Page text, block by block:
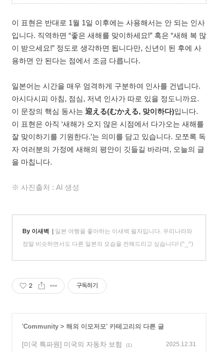
이 표현은 반대로 1월 1일 이후에는 사용해서는 안 되는 인사
입니다. 직역하면 “좋은 새해를 맞이하세요!” 혹은 “새해 복 많
이 받으세요!” 정도로 생각하면 됩니다만, 신년이 된 후에 사
용하면 안 된다는 점에서 조금 다릅니다.
일본어는 시간을 매우 엄격하게 구분하여 인사를 건넵니다.
아시다시피 아침, 점심, 저녁 인사가 따로 있을 정도니까요.
이 문장의 핵심 동사는 迎える(むかえる, 맞이하다)입니다.
이 표현은 아직 ‘새해가 오지 않은 시점에서 다가오는 새해를
잘 맞이하기를 기원한다.’는 의미를 담고 있습니다. 모쪼록 독
자 여러분의 가정에 새해의 평안이 깃들길 바라며, 오늘의 글
을 마칩니다.
※ 사진출처 : AI 생성
By 이새벽 | 일본 여행을 좋아하는 이새벽 필자입니다. 우리나라와
정말 비슷하면서도 다른 일본의 모습을 전해드리고 싶습니다! (^_^)
2 구독하기
'Community > 해외 이모저모' 카테고리의 다른 글
[미국 특파원] 미국의 자동차 보험 (1) 2025.12.31